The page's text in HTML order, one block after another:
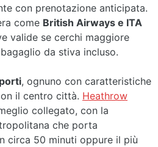
con prenotazione anticipata.
come British Airways e ITA
valide se cerchi maggiore
da stiva incluso.
, ognuno con caratteristiche
il centro città. Heathrow
collegato, con la
che porta
circa 50 minuti oppure il più